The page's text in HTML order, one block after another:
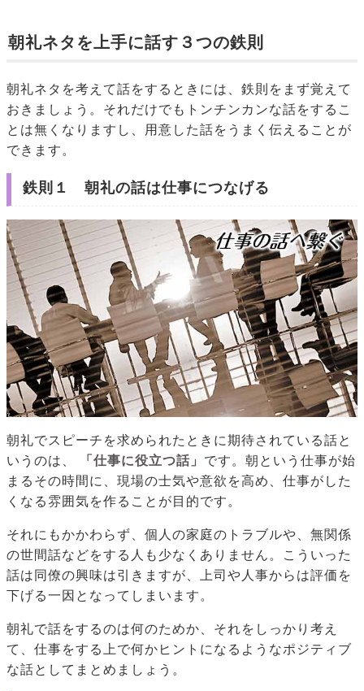
朝礼ネタを上手に話す３つの鉄則
朝礼ネタを考えて話をするときには、鉄則をまず覚えて
おきましょう。それだけでもトンチンカンな話をするこ
とは無くなりますし、用意した話をうまく伝えることが
できます。
鉄則１ 朝礼の話は仕事につなげる
朝礼でスピーチを求められたときに期待されている話と
いうのは、
「仕事に役立つ話」 です。朝という仕事が始
まるその時間に、現場の士気や意欲を高め、仕事がした
くなる雰囲気を作ることが目的です。
それにもかかわらず、個人の家庭のトラブルや、無関係
の世間話などをする人も少なくありません。こういった
話は同僚の興味は引きますが、上司や人事からは評価を
下げる一因となってしまいます。
朝礼で話をするのは何のためか、それをしっかり考え
て、仕事をする上で何かヒントになるようなポジティブ
な話としてまとめましょう。